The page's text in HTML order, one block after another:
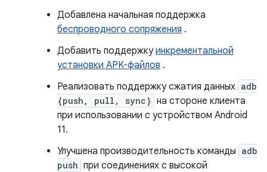
Добавлена ​​начальная поддержка
беспроводного сопряжения .
Добавить поддержкуинкрементальной
установки APK-файлов .
Реализовать поддержку сжатия данных adb
{push, pull, sync} на стороне клиента
при использовании с устройством Android
11.
Улучшена производительность команды adb
push при соединениях с высокой